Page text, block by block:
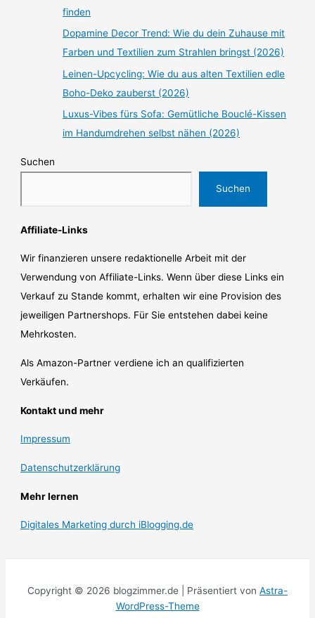
finden
Dopamine Decor Trend: Wie du dein Zuhause mit
Farben und Textilien zum Strahlen bringst (2026)
Leinen-Upcycling: Wie du aus alten Textilien edle
Boho-Deko zauberst (2026)
Luxus-Vibes fürs Sofa: Gemütliche Bouclé-Kissen
im Handumdrehen selbst nähen (2026)
Suchen
Suchen
Affiliate-Links
Wir finanzieren unsere redaktionelle Arbeit mit der
Verwendung von Affiliate-Links. Wenn über diese Links ein
Verkauf zu Stande kommt, erhalten wir eine Provision des
jeweiligen Partnershops. Für Sie entstehen dabei keine
Mehrkosten.
Als Amazon-Partner verdiene ich an qualifizierten
Verkäufen.
Kontakt und mehr
Impressum
Datenschutzerklärung
Mehr lernen
Digitales Marketing durch iBlogging.de
Copyright © 2026 blogzimmer.de | Präsentiert von Astra-
WordPress-Theme